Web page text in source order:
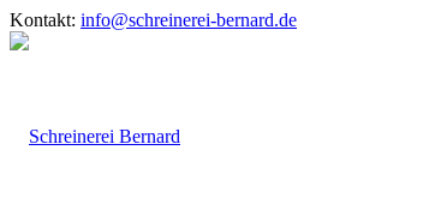
Kontakt: info@schreinerei-bernard.de